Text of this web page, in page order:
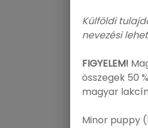
Külföldi
nevezési
FIGYELEM!
összegek 50
magyar
Minor puppy